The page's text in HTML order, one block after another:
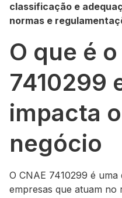
classificação e
normas e
O que é o
7410299
impacta
negócio
O CNAE 7410299 é
empresas que atuam no